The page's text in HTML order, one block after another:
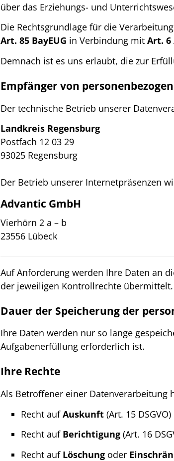
über das Erziehungs- und
Die Rechtsgrundlage für die
Art. 85 BayEUG in Verbindung mit Art. 6
Demnach ist es uns erlaubt, die zur
Empfänger von
Der technische Betrieb unserer
Landkreis Regensburg
Postfach 12 03 29
93025 Regensburg
Der Betrieb unserer Internetpräsenzen
Advantic GmbH
Vierhörn 2 a – b
23556 Lübeck
Auf Anforderung werden Ihre Daten an
der jeweiligen Kontrollrechte übermittelt.
Dauer der Speicherung der
Ihre Daten werden nur so lange
Aufgabenerfüllung erforderlich ist.
Ihre Rechte
Als Betroffener einer Datenverarbeitung
Recht aufAuskunft (Art. 15 DSGVO)
Recht auf Berichtigung (Art. 16
Recht auf Löschung oder